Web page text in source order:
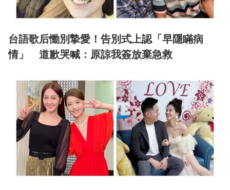
台語歌后慟別摯愛！告別式上認「早隱瞞病
情」 道歉哭喊：原諒我簽放棄急救